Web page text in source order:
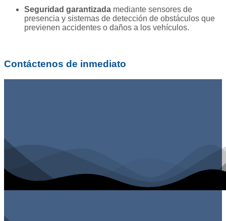
Seguridad garantizada mediante sensores de
presencia y sistemas de detección de obstáculos que
previenen accidentes o daños a los vehículos.
Contáctenos de inmediato